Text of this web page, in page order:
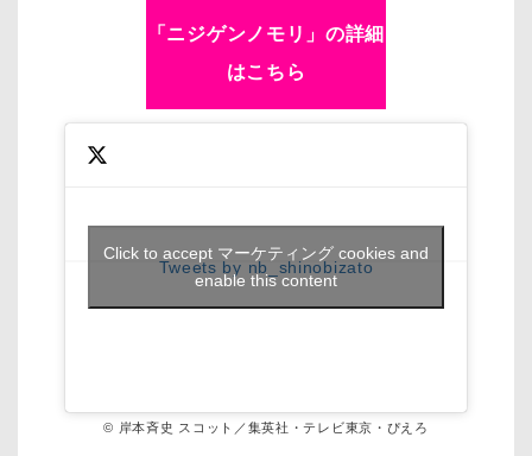
「ニジゲンノモリ」の詳細
はこちら
Tweets by nb_shinobizato
Click to accept マーケティング cookies and
enable this content
© 岸本斉史 スコット／集英社・テレビ東京・ぴえろ